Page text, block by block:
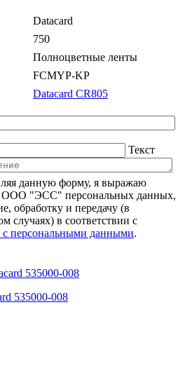
Datacard
750
Полноцветные ленты
FCMYP-KP
Datacard CR805
Текст
данную форму, я выражаю
ООО "ЭСС" персональных данных,
обработку и передачу (в
случаях) в соответствии с
персональными данными.
535000-008